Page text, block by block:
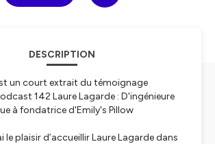
DESCRIPTION
un court extrait du témoignage
142 Laure Lagarde : D'ingénieure
à fondatrice d'Emily's Pillow
le plaisir d’accueillir Laure Lagarde dans